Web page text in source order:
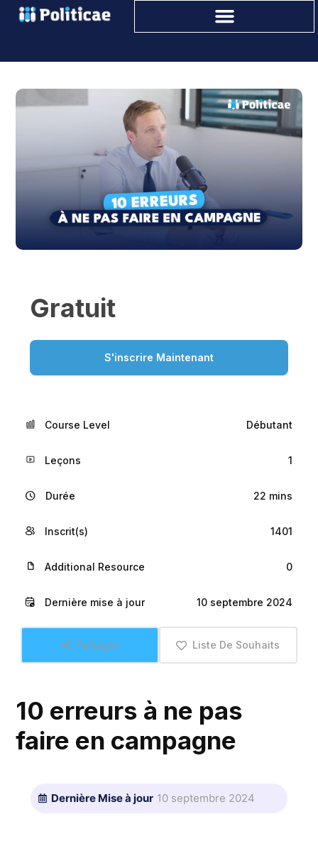
Gratuit
S'inscrire Maintenant
Course Level Débutant
Leçons 1
Durée 22 mins
Inscrit(s) 1401
Additional Resource 0
Dernière mise à jour 10 septembre 2024
Partager Liste De Souhaits
10 erreurs à ne pas
faire en campagne
Dernière Mise à jour 10 septembre 2024